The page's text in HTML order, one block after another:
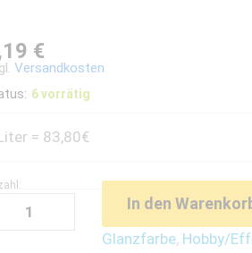
€
Versandkosten
6 vorrätig
= 83,80€
In den
Glanzfarbe, Hobby/